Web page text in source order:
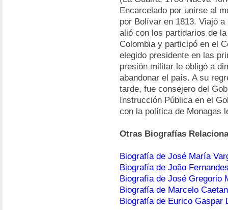
Encarcelado por unirse al
por Bolívar en 1813. Viajó
alió con los partidarios de
Colombia y participó en el
elegido presidente en las
presión militar le obligó a
abandonar el país. A su
tarde, fue consejero del
Instrucción Pública en el
con la política de Monagas
Otras Biografías
Biografía de José María
Biografía de João
Biografía de José Gregorio
Biografía de Marcelo
Biografía de Eurico Gaspar